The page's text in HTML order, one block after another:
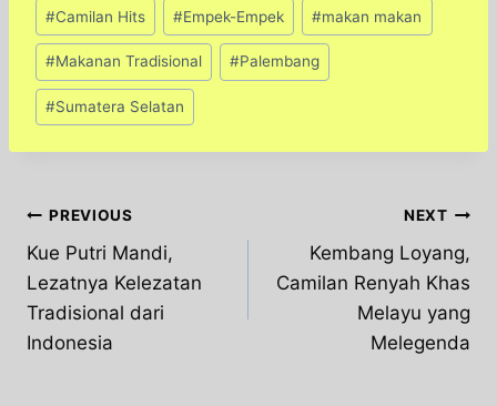
Tags:
#Camilan Hits #Empek-Empek #makan makan
#Makanan Tradisional #Palembang
#Sumatera Selatan
Post
navigation
PREVIOUS
Kue Putri Mandi,
Lezatnya Kelezatan
Tradisional dari
Indonesia
NEXT
Kembang Loyang,
Camilan Renyah Khas
Melayu yang
Melegenda